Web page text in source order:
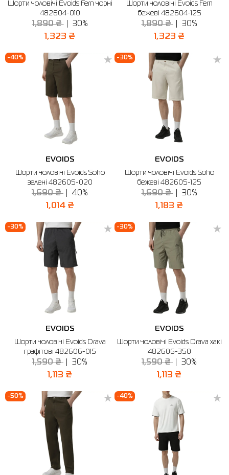
Шорти чоловічі Evoids Fern чорні
482604-010
1,890 ₴ 30%
1,323 ₴
Шорти чоловічі Evoids Fern
бежеві 482604-125
1,890 ₴ 30%
1,323 ₴
-40%
EVOIDS
Шорти чоловічі Evoids Soho
зелені 482605-020
1,690 ₴ 40%
1,014 ₴
-30%
EVOIDS
Шорти чоловічі Evoids Soho
бежеві 482605-125
1,690 ₴ 30%
1,183 ₴
-30%
EVOIDS
Шорти чоловічі Evoids Drava
графiтові 482606-015
1,590 ₴ 30%
1,113 ₴
-30%
EVOIDS
Шорти чоловічі Evoids Drava хакі
482606-350
1,590 ₴ 30%
1,113 ₴
-50% -40%